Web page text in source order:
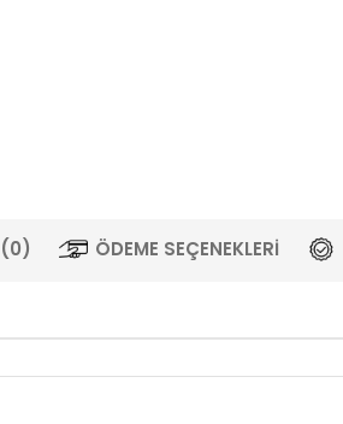
(0) ÖDEME SEÇENEKLERI